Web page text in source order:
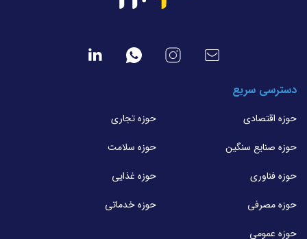
دسترسی سریع
حوزه اقتصادی
حوزه تجاری
حوزه صنایع سنگین
حوزه سلامت
حوزه فناوری
حوزه غذایی
حوزه مصرفی
حوزه خدماتی
حوزه عمومی